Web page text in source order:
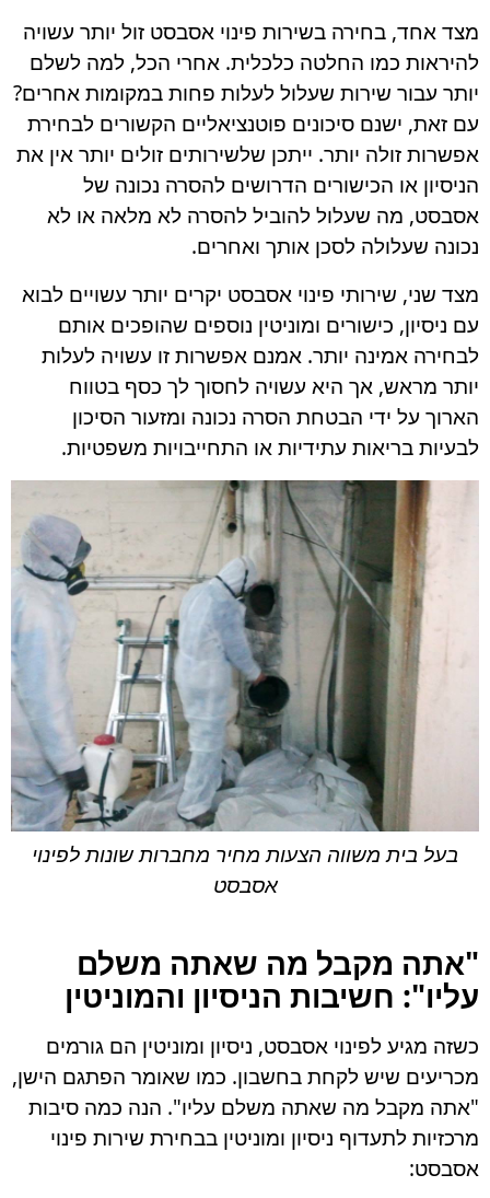
מצד אחד, בחירה בשירות פינוי אסבסט זול יותר עשויה
להיראות כמו החלטה כלכלית. אחרי הכל, למה לשלם
יותר עבור שירות שעלול לעלות פחות במקומות אחרים?
עם זאת, ישנם סיכונים פוטנציאליים הקשורים לבחירת
אפשרות זולה יותר. ייתכן שלשירותים זולים יותר אין את
הניסיון או הכישורים הדרושים להסרה נכונה של
אסבסט, מה שעלול להוביל להסרה לא מלאה או לא
נכונה שעלולה לסכן אותך ואחרים.
מצד שני, שירותי פינוי אסבסט יקרים יותר עשויים לבוא
עם ניסיון, כישורים ומוניטין נוספים שהופכים אותם
לבחירה אמינה יותר. אמנם אפשרות זו עשויה לעלות
יותר מראש, אך היא עשויה לחסוך לך כסף בטווח
הארוך על ידי הבטחת הסרה נכונה ומזעור הסיכון
לבעיות בריאות עתידיות או התחייבויות משפטיות.
בעל בית משווה הצעות מחיר מחברות שונות לפינוי
אסבסט
"אתה מקבל מה שאתה משלם
עליו": חשיבות הניסיון והמוניטין
כשזה מגיע לפינוי אסבסט, ניסיון ומוניטין הם גורמים
מכריעים שיש לקחת בחשבון. כמו שאומר הפתגם הישן,
"אתה מקבל מה שאתה משלם עליו". הנה כמה סיבות
מרכזיות לתעדוף ניסיון ומוניטין בבחירת שירות פינוי
אסבסט: